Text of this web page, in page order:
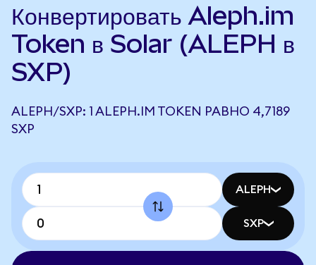
Конвертировать Aleph.im
Token в Solar (ALEPH в
SXP)
ALEPH/SXP: 1 ALEPH.IM TOKEN РАВНО 4,7189
SXP
ALEPH
SXP